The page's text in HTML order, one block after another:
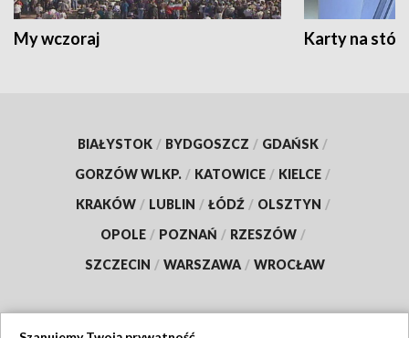
My wczoraj Karty na
BIAŁYSTOK / BYDGOSZCZ / GDAŃSK /
GORZÓW WLKP. / KATOWICE / KIELCE /
KRAKÓW / LUBLIN / ŁÓDŹ / OLSZTYN /
OPOLE / POZNAŃ / RZESZÓW /
SZCZECIN / WARSZAWA / WROCŁAW